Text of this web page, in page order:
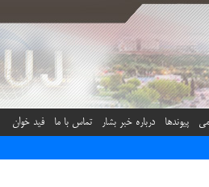
پیوندها درباره خبر بشار تماس با ما فید خوان